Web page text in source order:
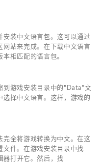
装中文语言包。这可以通过
网站来完成。在下载中文语言
相匹配的语言包。
到游戏安装目录中的"Data"文
择中文语言。这样，游戏的
完全将游戏转换为中文。在这
文件。在游戏安装目录中找
打开它。然后，找